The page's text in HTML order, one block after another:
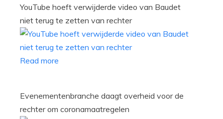
YouTube hoeft verwijderde video van Baudet
niet terug te zetten van rechter
Read more
Evenementenbranche daagt overheid voor de
rechter om coronamaatregelen